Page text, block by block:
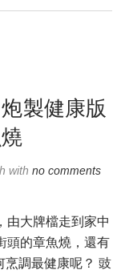
製健康版
with no comments
由大牌檔走到家中
頭的章魚燒，還有
烹調最健康呢？ 豉